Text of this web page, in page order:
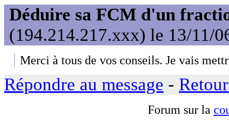
Déduire sa FCM d'un
(194.214.217.xxx) le 13/11/
Merci à tous de vos conseils. Je vais
Répondre au message -
Forum sur la